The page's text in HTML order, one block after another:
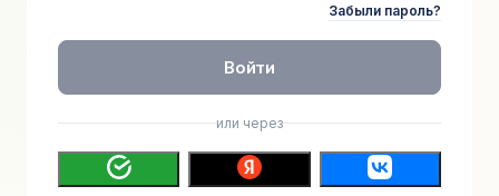
Забыли пароль?
Войти
или через